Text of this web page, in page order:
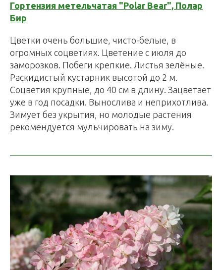
Гортензия метельчатая "Polar Bear", Полар
Бир
Цветки очень большие, чисто-белые, в
огромных соцветиях. Цветение с июля до
заморозков. Побеги крепкие. Листья зелёные.
Раскидистый кустарник высотой до 2 м.
Соцветия крупные, до 40 см в длину. Зацветает
уже в год посадки. Вынослива и неприхотлива.
Зимует без укрытия, но молодые растения
рекомендуется мульчировать на зиму.